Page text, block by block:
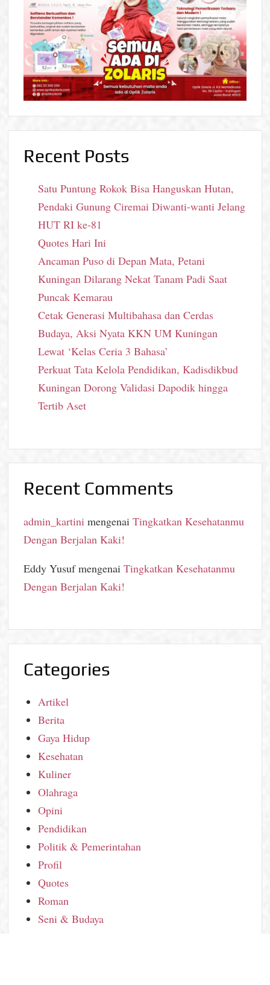
Recent Posts
Satu Puntung Rokok Bisa Hanguskan Hutan,
Pendaki Gunung Ciremai Diwanti-wanti Jelang
HUT RI ke-81
Quotes Hari Ini
Ancaman Puso di Depan Mata, Petani
Kuningan Dilarang Nekat Tanam Padi Saat
Puncak Kemarau
Cetak Generasi Multibahasa dan Cerdas
Budaya, Aksi Nyata KKN UM Kuningan
Lewat ‘Kelas Ceria 3 Bahasa’
Perkuat Tata Kelola Pendidikan, Kadisdikbud
Kuningan Dorong Validasi Dapodik hingga
Tertib Aset
Recent Comments
admin_kartini mengenaiTingkatkan Kesehatanmu
Dengan Berjalan Kaki!
Eddy YusufmengenaiTingkatkan Kesehatanmu
Dengan Berjalan Kaki!
Categories
Artikel
Berita
Gaya Hidup
Kesehatan
Kuliner
Olahraga
Opini
Pendidikan
Politik & Pemerintahan
Profil
Quotes
Roman
Seni & Budaya